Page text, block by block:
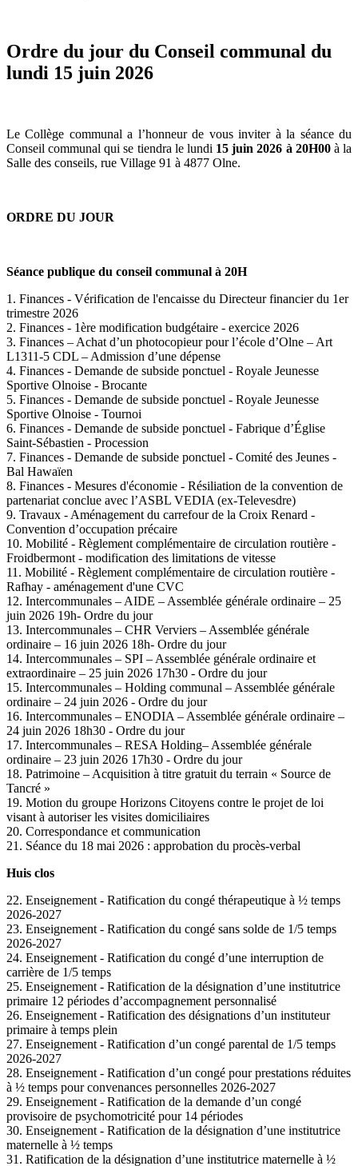
Ordre du jour du Conseil communal du
lundi 15 juin 2026
Le Collège communal a l’honneur de vous inviter à la séance du
Conseil communal qui se tiendra le lundi 15 juin 2026 à 20H00 à la
Salle des conseils, rue Village 91 à 4877 Olne.
ORDRE DU JOUR
Séance publique du conseil communal à 20H
1. Finances - Vérification de l'encaisse du Directeur financier du 1er
trimestre 2026
2. Finances - 1ère modification budgétaire - exercice 2026
3. Finances – Achat d’un photocopieur pour l’école d’Olne – Art
L1311-5 CDL – Admission d’une dépense
4. Finances - Demande de subside ponctuel - Royale Jeunesse
Sportive Olnoise - Brocante
5. Finances - Demande de subside ponctuel - Royale Jeunesse
Sportive Olnoise - Tournoi
6. Finances - Demande de subside ponctuel - Fabrique d’Église
Saint-Sébastien - Procession
7. Finances - Demande de subside ponctuel - Comité des Jeunes -
Bal Hawaïen
8. Finances - Mesures d'économie - Résiliation de la convention de
partenariat conclue avec l’ASBL VEDIA (ex-Televesdre)
9. Travaux - Aménagement du carrefour de la Croix Renard -
Convention d’occupation précaire
10. Mobilité - Règlement complémentaire de circulation routière -
Froidbermont - modification des limitations de vitesse
11. Mobilité - Règlement complémentaire de circulation routière -
Rafhay - aménagement d'une CVC
12. Intercommunales – AIDE – Assemblée générale ordinaire – 25
juin 2026 19h- Ordre du jour
13. Intercommunales – CHR Verviers – Assemblée générale
ordinaire – 16 juin 2026 18h- Ordre du jour
14. Intercommunales – SPI – Assemblée générale ordinaire et
extraordinaire – 25 juin 2026 17h30 - Ordre du jour
15. Intercommunales – Holding communal – Assemblée générale
ordinaire – 24 juin 2026 - Ordre du jour
16. Intercommunales – ENODIA – Assemblée générale ordinaire –
24 juin 2026 18h30 - Ordre du jour
17. Intercommunales – RESA Holding– Assemblée générale
ordinaire – 23 juin 2026 17h30 - Ordre du jour
18. Patrimoine – Acquisition à titre gratuit du terrain « Source de
Tancré »
19. Motion du groupe Horizons Citoyens contre le projet de loi
visant à autoriser les visites domiciliaires
20. Correspondance et communication
21. Séance du 18 mai 2026 : approbation du procès-verbal
Huis clos
22. Enseignement - Ratification du congé thérapeutique à ½ temps
2026-2027
23. Enseignement - Ratification du congé sans solde de 1/5 temps
2026-2027
24. Enseignement - Ratification du congé d’une interruption de
carrière de 1/5 temps
25. Enseignement - Ratification de la désignation d’une institutrice
primaire 12 périodes d’accompagnement personnalisé
26. Enseignement - Ratification des désignations d’un instituteur
primaire à temps plein
27. Enseignement - Ratification d’un congé parental de 1/5 temps
2026-2027
28. Enseignement - Ratification d’un congé pour prestations réduites
à ½ temps pour convenances personnelles 2026-2027
29. Enseignement - Ratification de la demande d’un congé
provisoire de psychomotricité pour 14 périodes
30. Enseignement - Ratification de la désignation d’une institutrice
maternelle à ½ temps
31. Ratification de la désignation d’une institutrice maternelle à ½